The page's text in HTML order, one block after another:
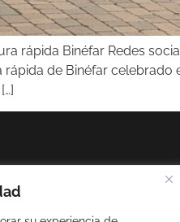
rápida Binéfar Redes
de Binéfar